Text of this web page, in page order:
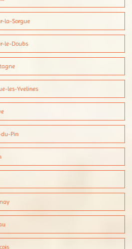
la-Sorgue
le-Doubs
les-Yvelines
du-Pin